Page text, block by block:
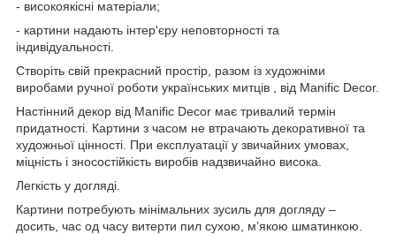
- високоякісні матеріали;
- картини надають інтер'єру неповторності та
індивідуальності.
Створіть свій прекрасний простір, разом із художніми
виробами ручної роботи українських митців , від Manific Decor.
Настінний декор від Manific Decor має тривалий термін
придатності. Картини з часом не втрачають декоративної та
художньої цінності. При експлуатації у звичайних умовах,
міцність і зносостійкість виробів надзвичайно висока.
Легкість у догляді.
Картини потребують мінімальних зусиль для догляду –
досить, час од часу витерти пил сухою, м’якою шматинкою.